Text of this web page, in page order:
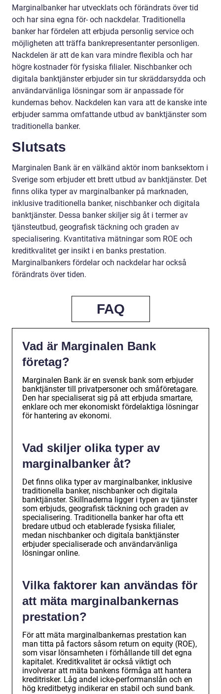
Marginalbanker har utvecklats och förändrats över tid
och har sina egna för- och nackdelar. Traditionella
banker har fördelen att erbjuda personlig service och
möjligheten att träffa bankrepresentanter personligen.
Nackdelen är att de kan vara mindre flexibla och har
högre kostnader för fysiska filialer. Nischbanker och
digitala banktjänster erbjuder sin tur skräddarsydda och
användarvänliga lösningar som är anpassade för
kundernas behov. Nackdelen kan vara att de kanske inte
erbjuder samma omfattande utbud av banktjänster som
traditionella banker.
Slutsats
Marginalen Bank är en välkänd aktör inom banksektorn i
Sverige som erbjuder ett brett utbud av banktjänster. Det
finns olika typer av marginalbanker på marknaden,
inklusive traditionella banker, nischbanker och digitala
banktjänster. Dessa banker skiljer sig åt i termer av
tjänsteutbud, geografisk täckning och graden av
specialisering. Kvantitativa mätningar som ROE och
kreditkvalitet ger insikt i en banks prestation.
Marginalbankers fördelar och nackdelar har också
förändrats över tiden.
FAQ
Vad är Marginalen Bank
företag?
Marginalen Bank är en svensk bank som erbjuder
banktjänster till privatpersoner och småföretagare.
Den har specialiserat sig på att erbjuda smartare,
enklare och mer ekonomiskt fördelaktiga lösningar
för hantering av ekonomi.
Vad skiljer olika typer av
marginalbanker åt?
Det finns olika typer av marginalbanker, inklusive
traditionella banker, nischbanker och digitala
banktjänster. Skillnaderna ligger i typen av tjänster
som erbjuds, geografisk täckning och graden av
specialisering. Traditionella banker har ofta ett
bredare utbud och etablerade fysiska filialer,
medan nischbanker och digitala banktjänster
erbjuder specialiserade och användarvänliga
lösningar online.
Vilka faktorer kan användas för
att mäta marginalbankernas
prestation?
För att mäta marginalbankernas prestation kan
man titta på factors såsom return on equity (ROE),
som visar lönsamheten i förhållande till det egna
kapitalet. Kreditkvalitet är också viktigt och
involverar att mäta bankens förmåga att hantera
kreditrisker. Låg andel icke-performanslån och en
hög kreditbetyg indikerar en stabil och sund bank.